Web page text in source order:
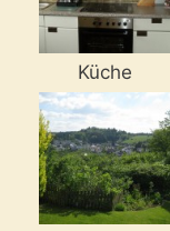
Küche